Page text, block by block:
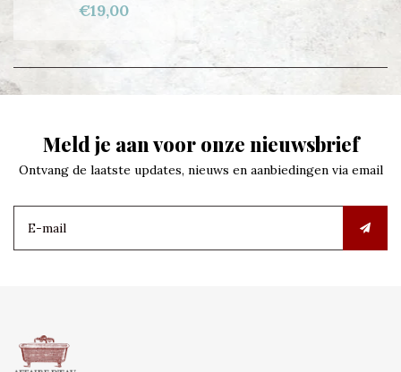
€19,00
Meld je aan voor onze nieuwsbrief
Ontvang de laatste updates, nieuws en aanbiedingen via email